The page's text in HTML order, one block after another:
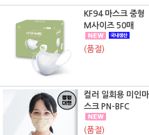
KF94 마스크 중형
M사이즈 50매
(품절)
컬러 일회용 미인마
스크 PN-BFC
(품절)